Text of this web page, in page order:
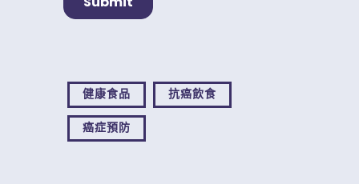
健康食品 抗癌飲食
癌症預防